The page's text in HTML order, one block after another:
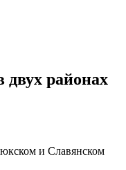
районах
и Славянском